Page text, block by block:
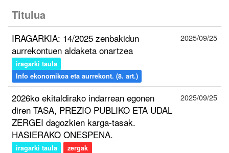
Titulua
IRAGARKIA: 14/2025 zenbakidun
aurrekontuen aldaketa onartzea
iragarki taula
Info ekonomikoa eta aurrekont. (8. art.)
2025/09/25
2026ko ekitaldirako indarrean egonen
diren TASA, PREZIO PUBLIKO ETA UDAL
ZERGEI dagozkien karga-tasak.
HASIERAKO ONESPENA.
iragarki taula zergak
2025/09/25